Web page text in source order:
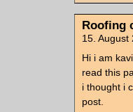
Roofing
15. August
Hi i am
read this
i thought i
post.